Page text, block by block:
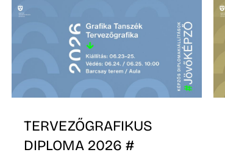
TERVEZŐGRAFIKUS
DIPLOMA 2026 #